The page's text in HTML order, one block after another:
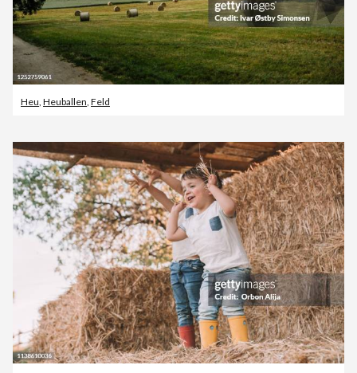
Heu, Heuballen, Feld